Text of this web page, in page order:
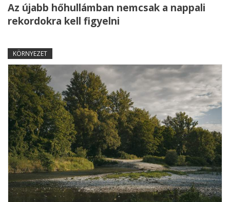
Az újabb hőhullámban nemcsak a nappali
rekordokra kell figyelni
KÖRNYEZET